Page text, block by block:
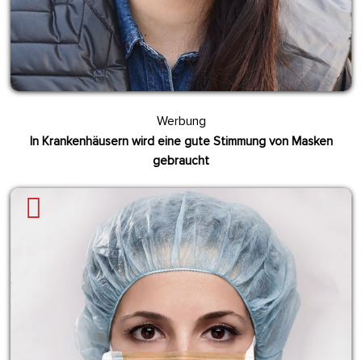
Werbung
In Krankenhäusern wird eine gute Stimmung von Masken
gebraucht